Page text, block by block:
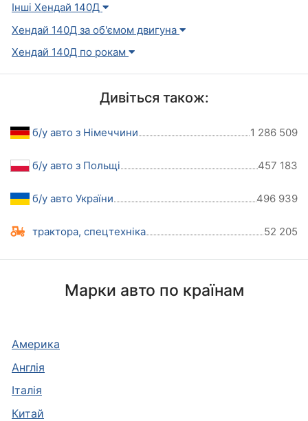
Інші Хендай 140Д
Хендай 140Д за об'ємом двигуна
Хендай 140Д по рокам
Дивіться також:
б/у авто з Німеччини 1 286 509
б/у авто з Польщі 457 183
б/у авто України 496 939
трактора, спецтехніка 52 205
Марки авто по країнам
Америка
Англія
Італія
Китай